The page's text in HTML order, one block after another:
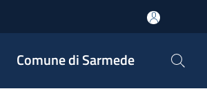
Comune di Sarmede